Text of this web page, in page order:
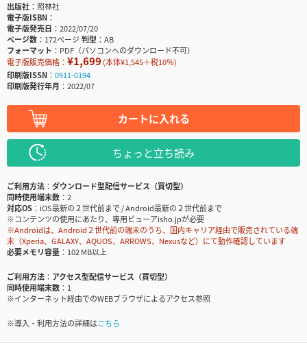
出版社
照林社
電子版ISBN
電子版発売日
2022/07/20
ページ数
172ページ判型
AB
フォーマット
PDF（パソコンへのダウンロード不可）
電子版販売価格： ¥1,699 (本体¥1,545＋税10％)
印刷版ISSN
0911-0194
印刷版発行年月
2022/07
カートに入れる
ちょっと立ち読み
ご利用方法
ダウンロード型配信サービス（買切型）
同時使用端末数
2
対応OS
iOS最新の２世代前まで / Android最新の２世代前まで
※コンテンツの使用にあたり、専用ビューアisho.jpが必要
※Androidは、Android２世代前の端末のうち、国内キャリア経由で販売されている端
末（Xperia、GALAXY、AQUOS、ARROWS、Nexusなど）にて動作確認しています
必要メモリ容量
102 MB以上
ご利用方法
アクセス型配信サービス（買切型）
同時使用端末数
1
※インターネット経由でのWEBブラウザによるアクセス参照
※導入・利用方法の詳細はこちら